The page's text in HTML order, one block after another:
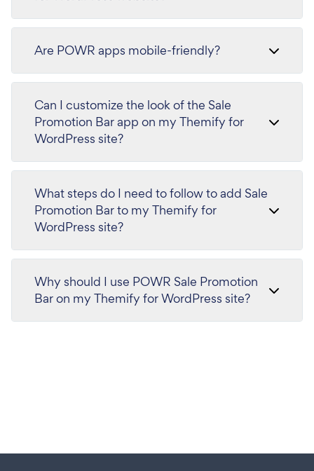
Are POWR apps mobile-friendly?
Can I customize the look of the Sale
Promotion Bar app on my Themify for
WordPress site?
What steps do I need to follow to add Sale
Promotion Bar to my Themify for
WordPress site?
Why should I use POWR Sale Promotion
Bar on my Themify for WordPress site?